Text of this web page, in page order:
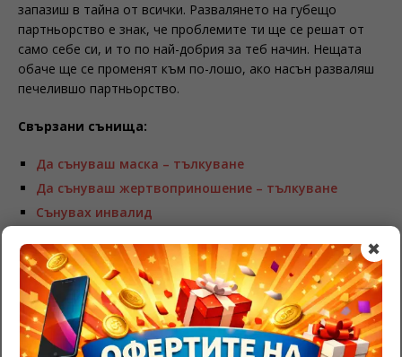
✖
запазиш в тайна от всички. Развалянето на губещо
партньорство е знак, че проблемите ти ще се решат от
само себе си, и то по най-добрия за теб начин. Нещата
обаче ще се променят към по-лошо, ако насън разваляш
печелившо партньорство.
Свързани сънища:
Да сънуваш маска – тълкуване
Да сънуваш жертвоприношение – тълкуване
Сънувах инвалид
BE THE FIRST TO COMMENT
Leave a Reply
Трябва давлезете, за да публикувате коментар.